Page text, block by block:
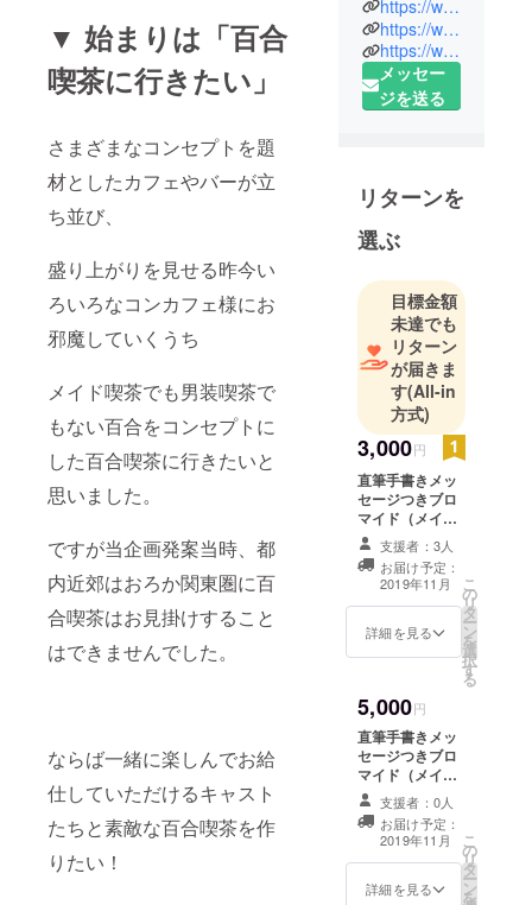
▼ 始まりは「百合
喫茶に行きたい」
さまざまなコンセプトを題
材としたカフェやバーが立
ち並び、
盛り上がりを見せる昨今い
ろいろなコンカフェ様にお
邪魔していくうち
メイド喫茶でも男装喫茶で
もない百合をコンセプトに
した百合喫茶に行きたいと
思いました。
ですが当企画発案当時、都
内近郊はおろか関東圏に百
合喫茶はお見掛けすること
はできませんでした。
ならば一緒に楽しんでお給
仕していただけるキャスト
たちと素敵な百合喫茶を作
りたい！
年10月7日に
学園百合を
テーマに
ミッション
の百合をお
届けいたし
ました。
11日第1回オ
フ会ありが
とうござい
ました🍫
第２回2019
年12月1日に
社会人百合
をテーマに
聖ルリス病
院で働く女
性たちの百
合をお届け
いたしまし
た。
2020年は新
イルスの影
響で撮影を
メインとし
た活動にな
ります。
https://www.pixiv.net/fanbox/creator/38424218
https://www.youtube.com/channel/UCUYvnE0cjXmfy7GpDFon-RQ
https://www.instagram.com/lelis_yuricafe/
メッセー
ジを送る
リターンを
選ぶ
目標金額
未達でも
リターン
が届きま
す(All-in
方式)
3,000円
直筆手書きメッ
セージつきブロ
マイド（メイン
キャスト） 診察
券※１ ※１）診察
券はご希望の
【お名前】【生
年月日】【性
別】をお入れす
い。
支援者：3人
お届け予定：
2019年11月
詳細を見る
こ
の
リ
タ
ー
ン
を
選
択
す
る
5,000円
直筆手書きメッ
セージつきブロ
マイド（メイン
キャスト） 診察
券※１ ランダム
缶バッジセット
※１）診察券はご
希望の【お名
前】【生年月
支援者：0人
お届け予定：
2019年11月
詳細を見る
こ
の
リ
タ
ー
ン
を